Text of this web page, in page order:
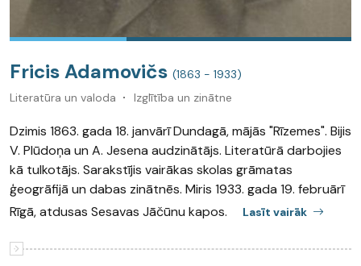
Fricis Adamovičs (1863 - 1933)
Literatūra un valoda
Izglītība un zinātne
Dzimis 1863. gada 18. janvārī Dundagā, mājās "Rīzemes". Bijis
V. Plūdoņa un A. Jesena audzinātājs. Literatūrā darbojies
kā tulkotājs. Sarakstījis vairākas skolas grāmatas
ģeogrāfijā un dabas zinātnēs. Miris 1933. gada 19. februārī
Rīgā, atdusas Sesavas Jāčūnu kapos.
Lasīt vairāk